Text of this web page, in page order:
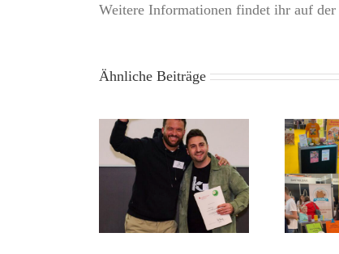
Weitere Informationen findet ihr auf der
Ähnliche Beiträge